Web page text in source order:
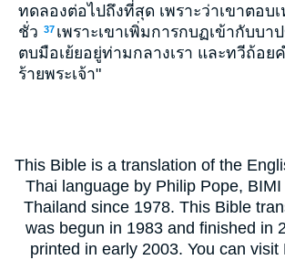
ทดลองต่อไปถึงที่สุด เพราะว่าเขาตอบ
ชั่ว 37 เพราะเขาเพิ่มการกบฏเข้ากับบา
ตบมือเย้ยอยู่ท่ามกลางเรา และทวีถ้อย
ร้ายพระเจ้า"
This Bible is a translation of the
Thai language by Philip Pope,
Thailand since 1978. This Bible
was begun in 1983 and finished in
printed in early 2003. You can visit